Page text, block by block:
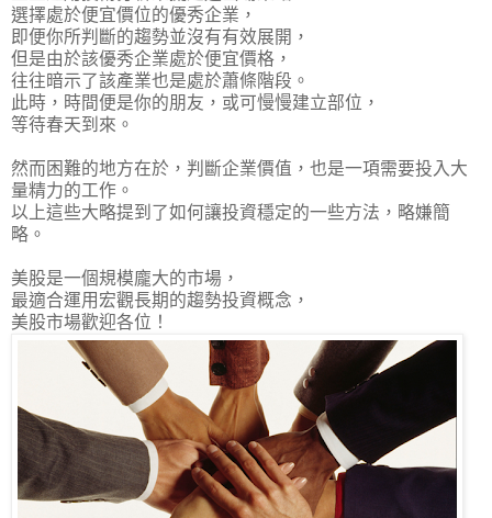
選擇處於便宜價位的優秀企業，
即便你所判斷的趨勢並沒有有效展開，
但是由於該優秀企業處於便宜價格，
往往暗示了該產業也是處於蕭條階段。
此時，時間便是你的朋友，或可慢慢建立部位，
等待春天到來。
然而困難的地方在於，判斷企業價值，也是一項需要投入大
量精力的工作。
以上這些大略提到了如何讓投資穩定的一些方法，略嫌簡
略。
美股是一個規模龐大的市場，
最適合運用宏觀長期的趨勢投資概念，
美股市場歡迎各位！